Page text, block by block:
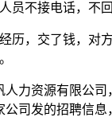
员不接电话，不
，交了钱，
力资源有限公
司发的招聘信